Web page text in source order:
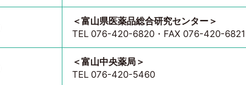
＜富山県医薬品総合研究センター＞
TEL 076-420-6820・FAX 076-420-6821
＜富山中央薬局＞
TEL 076-420-5460